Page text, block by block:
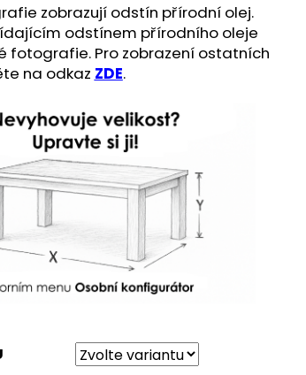
zobrazují odstín přírodní olej.
odstínem přírodního oleje
fotografie. Pro zobrazení ostatních
na odkaz ZDE.